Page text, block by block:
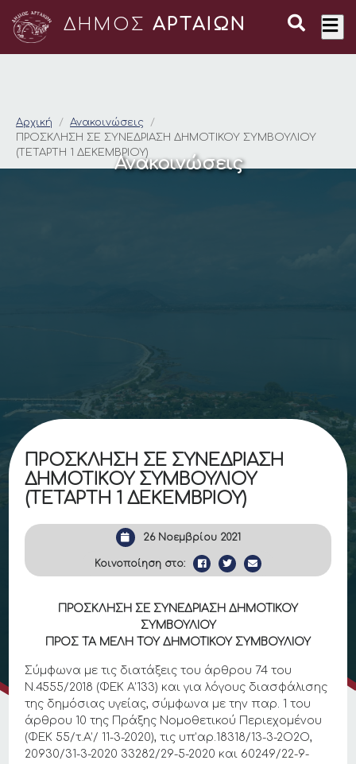
ΔΗΜΟΣ ΑΡΤΑΙΩΝ
ΠΡΟΣΚΛΗΣΗ ΣΕ
Αρχική
Ανακοινώσεις
ΠΡΟΣΚΛΗΣΗ ΣΕ ΣΥΝΕΔΡΙΑΣΗ ΔΗΜΟΤΙΚΟΥ ΣΥΜΒΟΥΛΙΟΥ
(ΤΕΤΑΡΤΗ 1 ΔΕΚΕΜΒΡΙΟΥ)
Ανακοινώσεις
ΠΡΟΣΚΛΗΣΗ ΣΕ ΣΥΝΕΔΡΙΑΣΗ
ΔΗΜΟΤΙΚΟΥ ΣΥΜΒΟΥΛΙΟΥ
(ΤΕΤΑΡΤΗ 1 ΔΕΚΕΜΒΡΙΟΥ)
26 Νοεμβρίου 2021
Κοινοποίηση στο:
ΠΡΟΣΚΛΗΣΗ ΣΕ ΣΥΝΕΔΡΙΑΣΗ ΔΗΜΟΤΙΚΟΥ
ΣΥΜΒΟΥΛΙΟΥ
ΠΡΟΣ ΤΑ ΜΕΛΗ ΤΟΥ ΔΗΜΟΤΙΚΟΥ ΣΥΜΒΟΥΛΙΟΥ
Σύμφωνα με τις διατάξεις του άρθρου 74 του
Ν.4555/2018 (ΦΕΚ Α’133) και για λόγους διασφάλισης
της δημόσιας υγείας, σύμφωνα με την παρ. 1 του
άρθρου 10 της Πράξης Νομοθετικού Περιεχομένου
(ΦΕΚ 55/τ.Α’/ 11-3-2020), τις υπ’αρ.18318/13-3-2Ο2Ο,
20930/31-3-2020 33282/29-5-2020 και 60249/22-9-